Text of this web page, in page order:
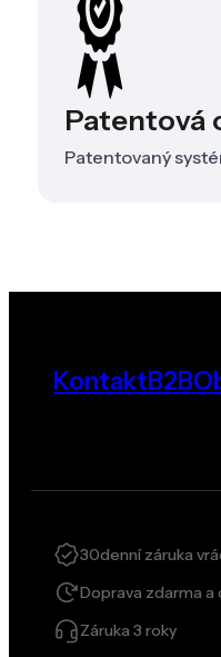
Patentová
Patentovaný
KontaktB2B
30denní záruka
Doprava zdarma a
Záruka 3 roky